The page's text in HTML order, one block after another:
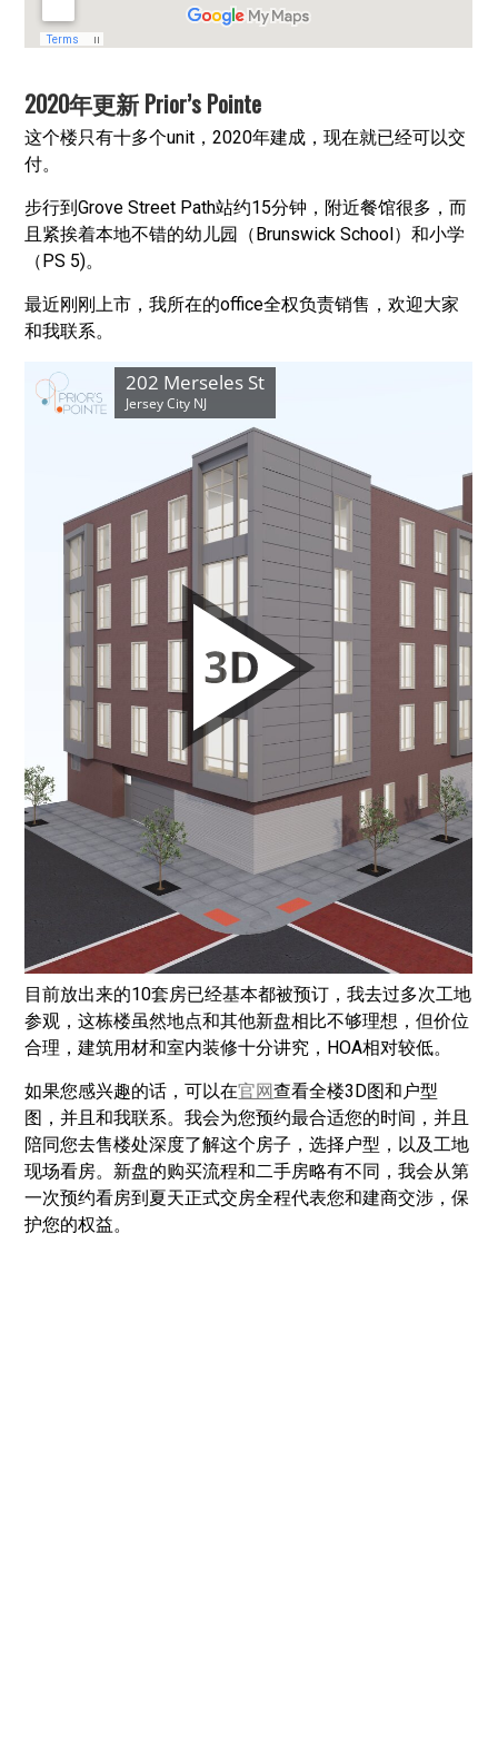
2020年更新 Prior’s Pointe
这个楼只有十多个unit，2020年建成，现在就已经可以交
付。
步行到Grove Street Path站约15分钟，附近餐馆很多，而
且紧挨着本地不错的幼儿园（Brunswick School）和小学
（PS 5)。
最近刚刚上市，我所在的office全权负责销售，欢迎大家
和我联系。
目前放出来的10套房已经基本都被预订，我去过多次工地
参观，这栋楼虽然地点和其他新盘相比不够理想，但价位
合理，建筑用材和室内装修十分讲究，HOA相对较低。
如果您感兴趣的话，可以在官网查看全楼3D图和户型
图，并且和我联系。我会为您预约最合适您的时间，并且
陪同您去售楼处深度了解这个房子，选择户型，以及工地
现场看房。新盘的购买流程和二手房略有不同，我会从第
一次预约看房到夏天正式交房全程代表您和建商交涉，保
护您的权益。